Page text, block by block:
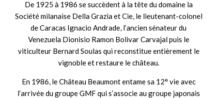
De 1925 à 1986 se succèdent à la tête du domaine la
Société milanaise Della Grazia et Cie, le lieutenant-colonel
de Caracas Ignacio Andrade, l’ancien sénateur du
Venezuela Dionisio Ramon Bolivar Carvajal puis le
viticulteur Bernard Soulas qui reconstitue entièrement le
vignoble et restaure le château.
En 1986, le Château Beaumont entame sa 12° vie avec
l’arrivée du groupe GMF qui s’associe au groupe japonais